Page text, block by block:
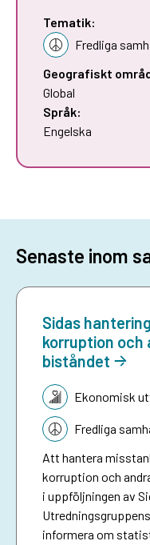
Tematik:
Fredliga
Geografiskt
Global
Språk:
Engelska
Senaste inom
Sidas
korruption och
biståndet
Tematik:Ekonomisk
Fredliga
Att hantera
korruption och
i uppföljningen av
informera om